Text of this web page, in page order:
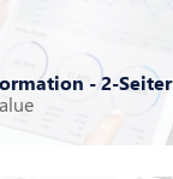
- 2-Seiter